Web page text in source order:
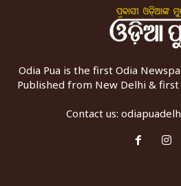
Odia Pua is the first Odia
Published from New Delhi &
Contact us: